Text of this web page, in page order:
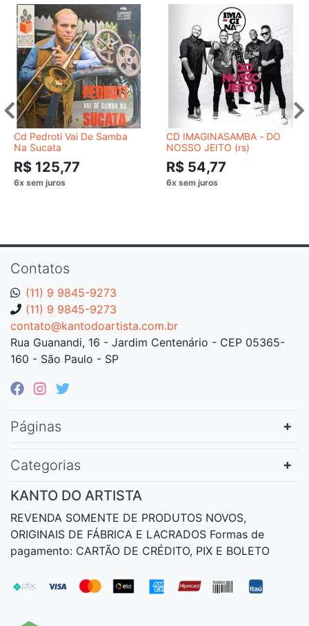
Cd Pedroti Vai De Samba
Na Sucata
R$ 125,77
CD IMAGINASAMBA - DO
NOSSO JEITO (rs)
R$ 54,77
Contatos
(11) 9 9845-9273
(11) 9 9845-9273
contato@kantodoartista.com.br
Rua Guanandi, 16 - Jardim Centenário - CEP 05365-
160 - São Paulo - SP
Páginas
Categorias
KANTO DO ARTISTA
REVENDA SOMENTE DE PRODUTOS NOVOS,
ORIGINAIS DE FÁBRICA E LACRADOS Formas de
pagamento: CARTÃO DE CRÉDITO, PIX E BOLETO